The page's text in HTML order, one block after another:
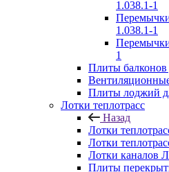
1.038.1-1
1.038.1-1
1
Плиты
Плиты лоджий
Лотки теплотрасс
Назад
Лотки
Лотки
Лотки каналов
Плиты